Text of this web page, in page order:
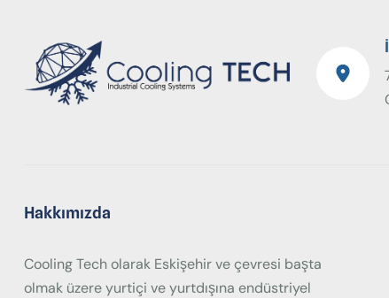
Hakkımızda
Cooling Tech olarak Eskişehir ve çevresi başta
olmak üzere yurtiçi ve yurtdışına endüstriyel